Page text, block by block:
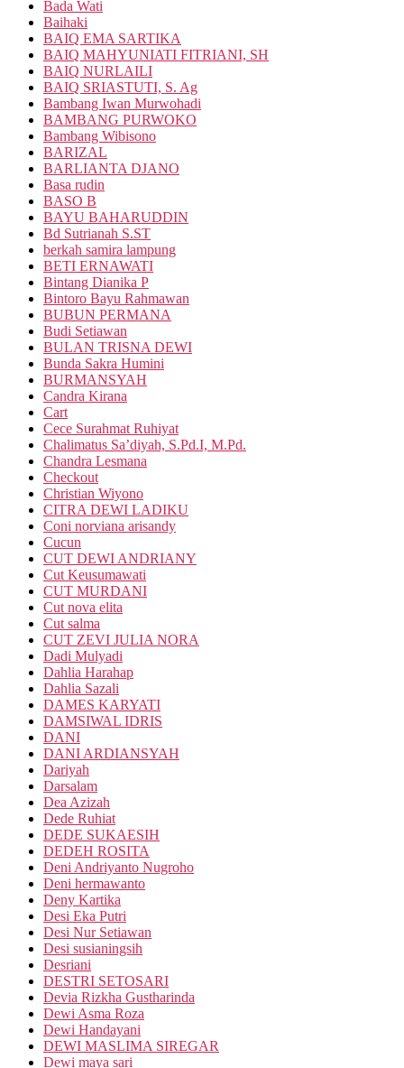
Bada Wati
Baihaki
BAIQ EMA SARTIKA
BAIQ MAHYUNIATI FITRIANI, SH
BAIQ NURLAILI
BAIQ SRIASTUTI, S. Ag
Bambang Iwan Murwohadi
BAMBANG PURWOKO
Bambang Wibisono
BARIZAL
BARLIANTA DJANO
Basa rudin
BASO B
BAYU BAHARUDDIN
Bd Sutrianah S.ST
berkah samira lampung
BETI ERNAWATI
Bintang Dianika P
Bintoro Bayu Rahmawan
BUBUN PERMANA
Budi Setiawan
BULAN TRISNA DEWI
Bunda Sakra Humini
BURMANSYAH
Candra Kirana
Cart
Cece Surahmat Ruhiyat
Chalimatus Sa’diyah, S.Pd.I, M.Pd.
Chandra Lesmana
Checkout
Christian Wiyono
CITRA DEWI LADIKU
Coni norviana arisandy
Cucun
CUT DEWI ANDRIANY
Cut Keusumawati
CUT MURDANI
Cut nova elita
Cut salma
CUT ZEVI JULIA NORA
Dadi Mulyadi
Dahlia Harahap
Dahlia Sazali
DAMES KARYATI
DAMSIWAL IDRIS
DANI
DANI ARDIANSYAH
Dariyah
Darsalam
Dea Azizah
Dede Ruhiat
DEDE SUKAESIH
DEDEH ROSITA
Deni Andriyanto Nugroho
Deni hermawanto
Deny Kartika
Desi Eka Putri
Desi Nur Setiawan
Desi susianingsih
Desriani
DESTRI SETOSARI
Devia Rizkha Gustharinda
Dewi Asma Roza
Dewi Handayani
DEWI MASLIMA SIREGAR
Dewi maya sari